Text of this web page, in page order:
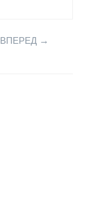
ВПЕРЕД